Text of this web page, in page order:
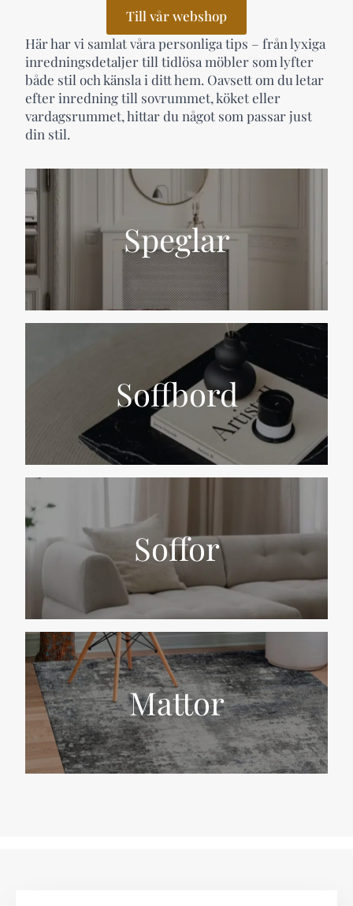
Speglar
Soffbord
Soffor
Mattor
Till vår webshop
Här har vi samlat våra personliga tips – från lyxiga
inredningsdetaljer till tidlösa möbler som lyfter
både stil och känsla i ditt hem. Oavsett om du letar
efter inredning till sovrummet, köket eller
vardagsrummet, hittar du något som passar just
din stil.